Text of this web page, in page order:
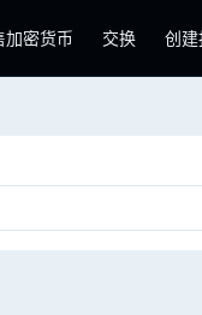
加密货币 交换 创